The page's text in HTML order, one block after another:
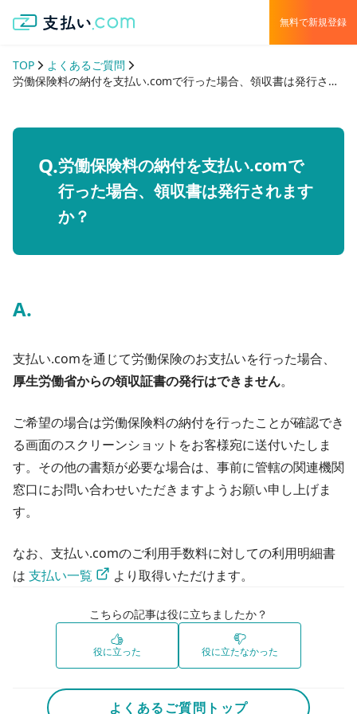
無料で新規登録
TOP
よくあるご質問
労働保険料の納付を支払い.comで行った場合、領収書は発行されますか？
労働保険料の納付を支払い.comで
行った場合、領収書は発行されます
か？
支払い.comを通じて労働保険のお支払いを行った場合、
厚生労働省からの領収証書の発行はできません。
ご希望の場合は労働保険料の納付を行ったことが確認でき
る画面のスクリーンショットをお客様宛に送付いたしま
す。その他の書類が必要な場合は、事前に管轄の関連機関
窓口にお問い合わせいただきますようお願い申し上げま
す。
なお、支払い.comのご利用手数料に対しての利用明細書
は 支払い一覧 より取得いただけます。
こちらの記事は役に立ちましたか？
役に立った 役に立たなかった
よくあるご質問トップ